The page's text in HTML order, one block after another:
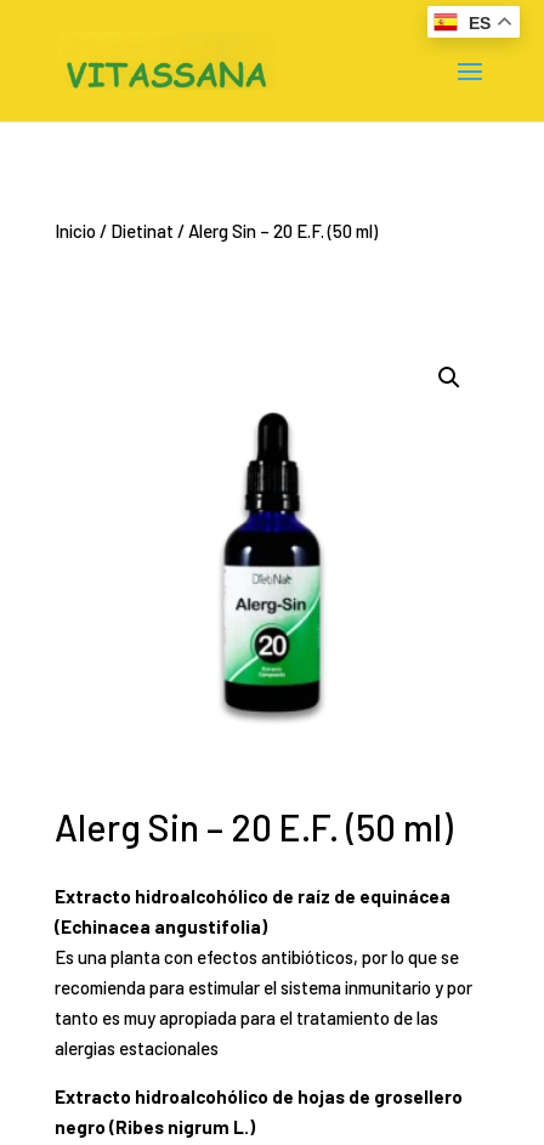
Inicio/ Dietinat / Alerg Sin – 20 E.F. (50 ml)
Alerg Sin – 20 E.F. (50 ml)
Extracto hidroalcohólico de raíz de equinácea
(Echinacea angustifolia)
Es una planta con efectos antibióticos, por lo que se
recomienda para estimular el sistema inmunitario y por
tanto es muy apropiada para el tratamiento de las
alergias estacionales
Extracto hidroalcohólico de hojas de grosellero
negro (Ribes nigrum L.)
ES